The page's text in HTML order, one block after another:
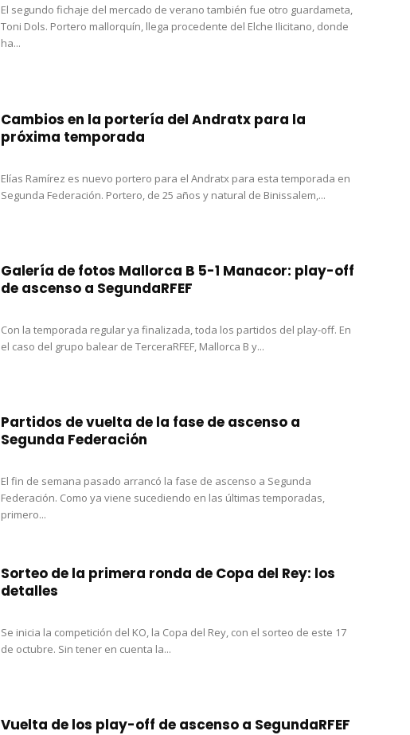
El segundo fichaje del mercado de verano también fue otro guardameta,
Toni Dols. Portero mallorquín, llega procedente del Elche Ilicitano, donde
ha...
Cambios en la portería del Andratx para la
próxima temporada
Elías Ramírez es nuevo portero para el Andratx para esta temporada en
Segunda Federación. Portero, de 25 años y natural de Binissalem,...
Galería de fotos Mallorca B 5-1 Manacor: play-off
de ascenso a SegundaRFEF
Con la temporada regular ya finalizada, toda los partidos del play-off. En
el caso del grupo balear de TerceraRFEF, Mallorca B y...
Partidos de vuelta de la fase de ascenso a
Segunda Federación
El fin de semana pasado arrancó la fase de ascenso a Segunda
Federación. Como ya viene sucediendo en las últimas temporadas,
primero...
Sorteo de la primera ronda de Copa del Rey: los
detalles
Se inicia la competición del KO, la Copa del Rey, con el sorteo de este 17
de octubre. Sin tener en cuenta la...
Vuelta de los play-off de ascenso a SegundaRFEF